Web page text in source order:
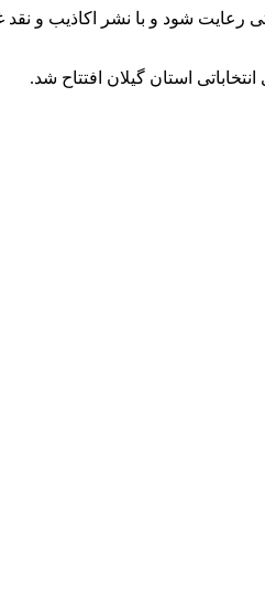
رعایت شود و با نشر
استان گیلان افتتاح شد.